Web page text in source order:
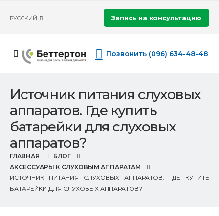
РУССКИЙ Запись на консультацию
Позвонить (096) 634-48-48
Источник питания слуховых
аппаратов. Где купить
батарейки для слуховых
аппаратов?
ГЛАВНАЯ
БЛОГ
АКСЕССУАРЫ К СЛУХОВЫМ АППАРАТАМ
ИСТОЧНИК ПИТАНИЯ СЛУХОВЫХ АППАРАТОВ. ГДЕ КУПИТЬ
БАТАРЕЙКИ ДЛЯ СЛУХОВЫХ АППАРАТОВ?